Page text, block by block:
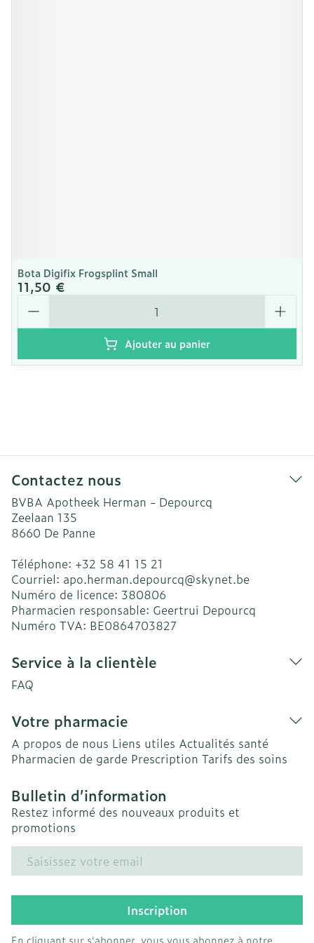
Bota Digifix Frogsplint Small
11,50 €
Quantité
Ajouter au panier
Contactez nous
BVBA Apotheek Herman - Depourcq
Zeelaan 135
8660 De Panne
Téléphone: +32 58 41 15 21
Courriel: apo.herman.depourcq@skynet.be
Numéro de licence: 380806
Pharmacien responsable: Geertrui Depourcq
Numéro TVA: BE0864703827
Service à la clientèle
FAQ
Votre pharmacie
A propos de nous Liens utiles Actualités santé
Pharmacien de garde Prescription Tarifs des soins
Bulletin d’information
Restez informé des nouveaux produits et
promotions
Adresse mail
Inscription
En cliquant sur s'abonner, vous vous abonnez à notre